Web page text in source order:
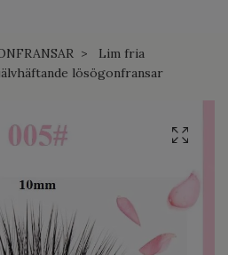
Lim fria
lösögonfransar